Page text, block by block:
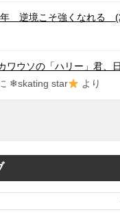
年 逆境こそ強くなれる
ウソの「ハリー」君、
❄skating star より